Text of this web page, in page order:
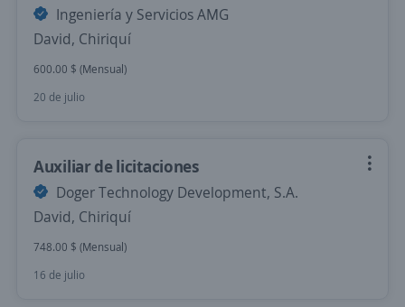
Ingeniería y Servicios AMG
David, Chiriquí
600.00 $ (Mensual)
20 de julio
Auxiliar de licitaciones
Doger Technology Development, S.A.
David, Chiriquí
748.00 $ (Mensual)
16 de julio